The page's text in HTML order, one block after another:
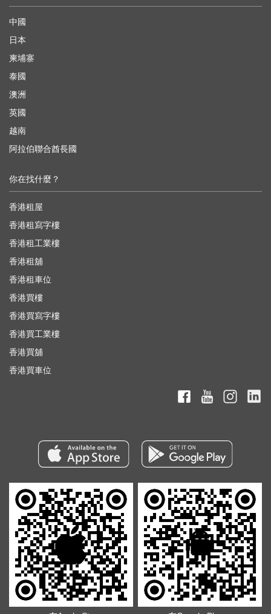
中國
日本
柬埔寨
泰國
澳洲
英國
越南
阿拉伯聯合酋長國
你在找什麼？
香港租屋
香港租寫字樓
香港租工業樓
香港租舖
香港租車位
香港買樓
香港買寫字樓
香港買工業樓
香港買舖
香港買車位